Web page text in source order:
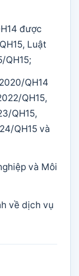
được
Luật
QH15;
QH14
QH15,
QH15,
QH15 và
và Môi
về dịch vụ